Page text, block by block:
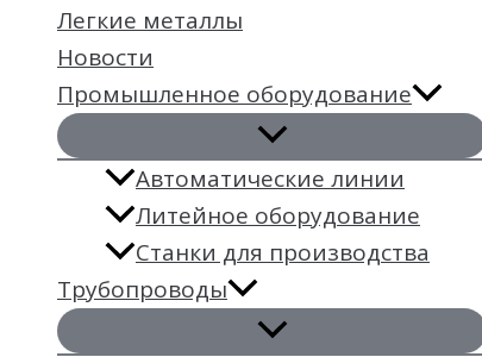
Легкие металлы
Новости
Промышленное оборудование
Автоматические линии
Литейное оборудование
Станки для производства
Трубопроводы